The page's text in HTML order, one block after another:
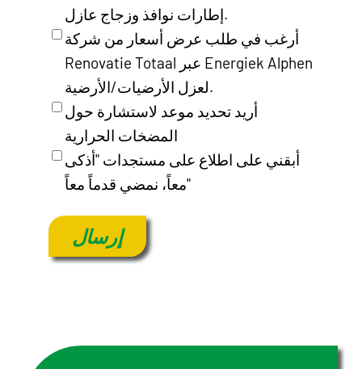
إطارات نوافذ وزجاج عازل.
أرغب في طلب عرض أسعار من شركة
Renovatie Totaal عبر Energiek Alphen
لعزل الأرضيات/الأرضية.
أريد تحديد موعد لاستشارة حول
المضخات الحرارية
أبقني على اطلاع على مستجدات "أذكى
معاً، نمضي قدماً معاً"